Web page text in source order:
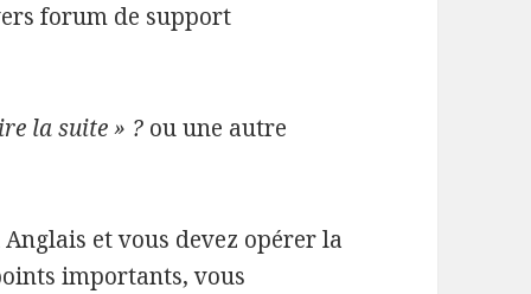
forum de support
la suite » ? ou une autre
et vous devez opérer la
importants, vous